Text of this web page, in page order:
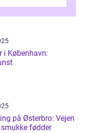
i København:
på Østerbro: Vejen
fødder